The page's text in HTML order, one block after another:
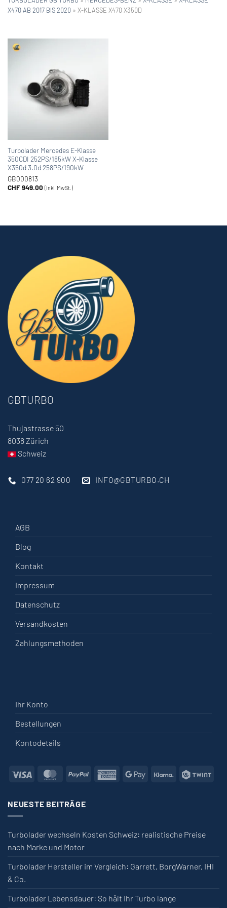
X470 AB 2017 BIS 2020 » X-KLASSE X470 X350D
Turbolader Mercedes E-Klasse
350CDI 252PS/185kW X-Klasse
X350d 3.0d 258PS/190kW
GB000813
CHF949.00 (inkl. MwSt.)
GBTURBO
Thujastrasse 50
8038 Zürich
Schweiz
077 20 62 900 INFO@GBTURBO.CH
AGB
Blog
Kontakt
Impressum
Datenschutz
Versandkosten
Zahlungsmethoden
Ihr Konto
Bestellungen
Kontodetails
Visa MasterCardPayPal American Express
Google PayKlarna
NEUESTE BEITRÄGE
Turbolader wechseln Kosten Schweiz: realistische Preise
nach Marke und Motor
Turbolader Hersteller im Vergleich: Garrett, BorgWarner, IHI
& Co.
Turbolader Lebensdauer: So hält Ihr Turbo lange